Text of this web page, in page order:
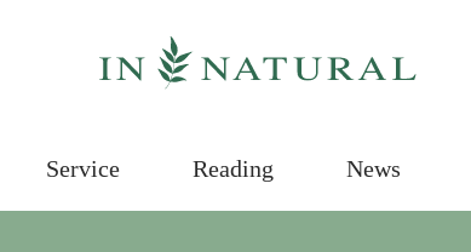
Service Reading News